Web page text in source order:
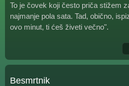
To je čovek koji često priča stižem
najmanje pola sata. Tad, obično,
ovo minut, ti ćeš živeti večno".
Besmrtnik